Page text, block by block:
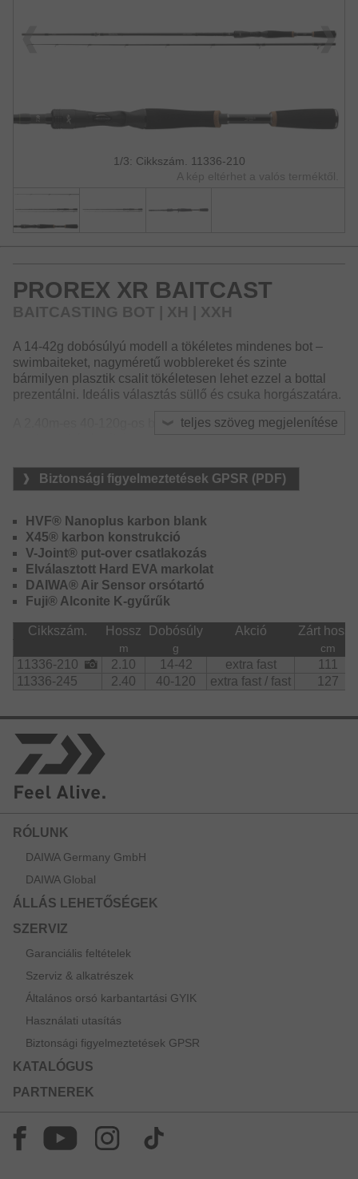
1/3: Cikkszám. 11336-210
A kép eltérhet a valós terméktől.
PROREX XR BAITCAST
BAITCASTING BOT | XH | XXH
teljes szöveg megjelenítése
A 14-42g dobósúlyú modell a tökéletes mindenes bot –
swimbaiteket, nagyméretű wobblereket és szinte
bármilyen plasztik csalit tökéletesen lehet ezzel a bottal
prezentálni. Ideális választás süllő és csuka horgászatára.
A 2.40m-es 40-120g-os bot a megfelelő társ, amikor nagy
horgászatot. A halakkal való küzdelem során pedig
gondoskodik a lehető legkevesebb halvesztésről.
Biztonsági figyelmeztetések GPSR (PDF)
HVF® Nanoplus karbon blank
X45® karbon konstrukció
V-Joint® put-over csatlakozás
Elválasztott Hard EVA markolat
DAIWA® Air Sensor orsótartó
Fuji® Alconite K-gyűrűk
Cikkszám. Hossz Dobósúly Akció Zárt hossz
m g cm
11336-210 2.10 14-42 extra fast
111
11336-245
2.40 40-120 extra fast / fast 127
RÓLUNK
DAIWA Germany GmbH
DAIWA Global
ÁLLÁS LEHETŐSÉGEK
SZERVIZ
Garanciális feltételek
Szerviz & alkatrészek
Általános orsó karbantartási GYIK
Használati utasítás
Biztonsági figyelmeztetések GPSR
KATALÓGUS
PARTNEREK